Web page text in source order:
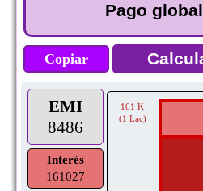
Pago global
Copiar
EMI
8486
Interés
161027
161 K
(1 Lac)